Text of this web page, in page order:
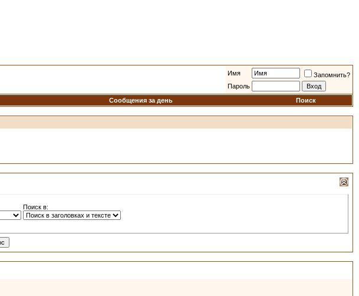
Имя
Запомнить?
Пароль
Сообщения за день Поиск
Поиск в: